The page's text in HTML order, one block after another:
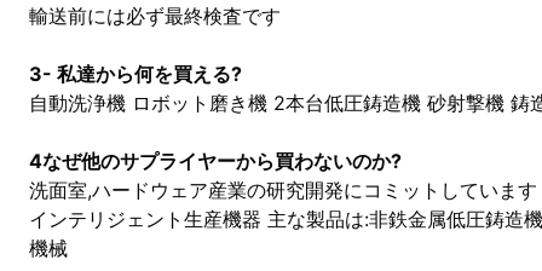
輸送前には必ず最終検査です
3- 私達から何を買える?
自動洗浄機 ロボット磨き機 2本台低圧鋳造機 砂射撃機 鋳
4なぜ他のサプライヤーから買わないのか?
洗面室,ハードウェア産業の研究開発にコミットしています
インテリジェント生産機器 主な製品は:非鉄金属低圧鋳造
機械